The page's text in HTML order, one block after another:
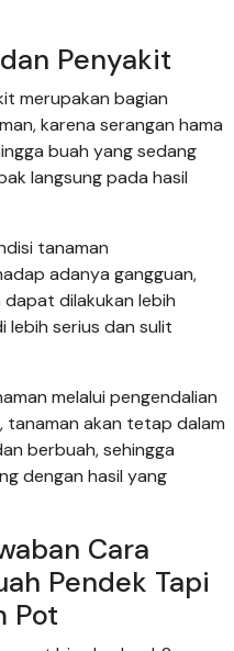
Penyakit
merupakan bagian
karena serangan hama
buah yang sedang
langsung pada hasil
tanaman
adanya gangguan,
dilakukan lebih
lebih serius dan sulit
melalui pengendalian
akan tetap dalam
berbuah, sehingga
dengan hasil yang
Cara
Pendek Tapi
Pot